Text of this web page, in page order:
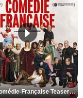
De la Comédie-Française Teaser VF